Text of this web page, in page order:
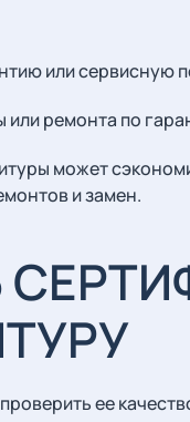
или сервисную
ремонта по
может
и замен.
ее